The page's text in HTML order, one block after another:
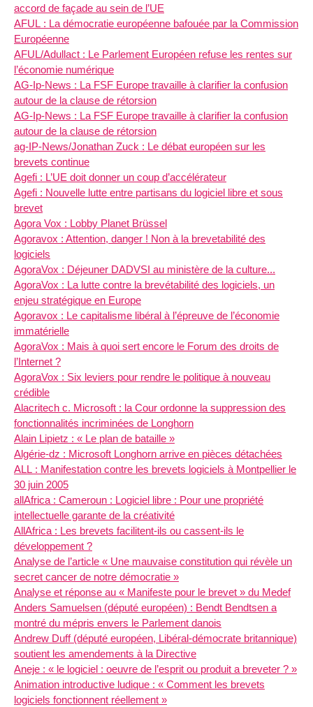
accord de façade au sein de l’UE
AFUL : La démocratie européenne bafouée par la Commission
Européenne
AFUL/Adullact : Le Parlement Européen refuse les rentes sur
l’économie numérique
AG-Ip-News : La FSF Europe travaille à clarifier la confusion
autour de la clause de rétorsion
AG-Ip-News : La FSF Europe travaille à clarifier la confusion
autour de la clause de rétorsion
ag-IP-News/Jonathan Zuck : Le débat européen sur les
brevets continue
Agefi : L’UE doit donner un coup d’accélérateur
Agefi : Nouvelle lutte entre partisans du logiciel libre et sous
brevet
Agora Vox : Lobby Planet Brüssel
Agoravox : Attention, danger ! Non à la brevetabilité des
logiciels
AgoraVox : Déjeuner DADVSI au ministère de la culture...
AgoraVox : La lutte contre la brevétabilité des logiciels, un
enjeu stratégique en Europe
Agoravox : Le capitalisme libéral à l’épreuve de l’économie
immatérielle
AgoraVox : Mais à quoi sert encore le Forum des droits de
l’Internet ?
AgoraVox : Six leviers pour rendre le politique à nouveau
crédible
Alacritech c. Microsoft : la Cour ordonne la suppression des
fonctionnalités incriminées de Longhorn
Alain Lipietz : « Le plan de bataille »
Algérie-dz : Microsoft Longhorn arrive en pièces détachées
ALL : Manifestation contre les brevets logiciels à Montpellier le
30 juin 2005
allAfrica : Cameroun : Logiciel libre : Pour une propriété
intellectuelle garante de la créativité
AllAfrica : Les brevets facilitent-ils ou cassent-ils le
développement ?
Analyse de l’article « Une mauvaise constitution qui révèle un
secret cancer de notre démocratie »
Analyse et réponse au « Manifeste pour le brevet » du Medef
Anders Samuelsen (député européen) : Bendt Bendtsen a
montré du mépris envers le Parlement danois
Andrew Duff (député européen, Libéral-démocrate britannique)
soutient les amendements à la Directive
Aneje : « le logiciel : oeuvre de l’esprit ou produit a breveter ? »
Animation introductive ludique : « Comment les brevets
logiciels fonctionnent réellement »